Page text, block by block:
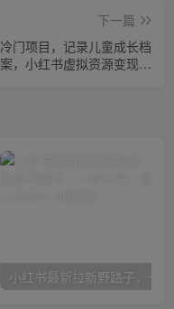
下一篇
冷门项目，记录儿童成长档
案，小红书虚拟资源变现，